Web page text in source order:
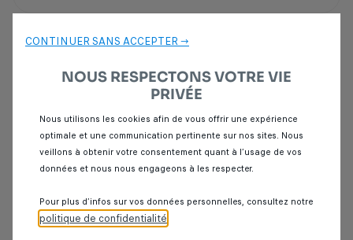
Intéressé par ce véhicule ? Venez l’essayer
d'essai
Point de vente
SPOTICAR Italcar BOUSKOURA
Ouled Benameur, RP 3011, Km 6, Bouskoura
CONTINUER SANS ACCEPTER →
NOUS RESPECTONS VOTRE VIE
PRIVÉE
Nous utilisons les cookies afin de vous offrir une expérience
optimale et une communication pertinente sur nos sites. Nous
veillons à obtenir votre consentement quant à l’usage de vos
données et nous nous engageons à les respecter.
Pour plus d’infos sur vos données personnelles, consultez notre
politique de confidentialité